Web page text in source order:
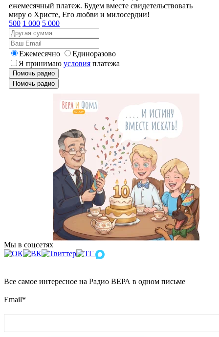
ежемесячный платеж. Будем вместе свидетельствовать
миру о Христе, Его любви и милосердии!
500 1 000 5 000
Ежемесячно
Единоразово
Я принимаю условия платежа
Помочь радио
Помочь радио
Мы в соцсетях
Все самое интересное на Радио ВЕРА в одном письме
Email*